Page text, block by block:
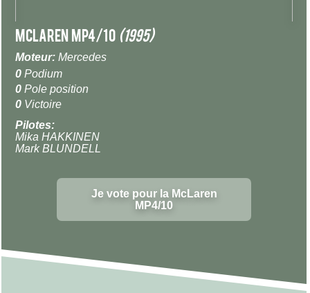
McLaren MP4/10 (1995)
Moteur: Mercedes
0 Podium
0 Pole position
0 Victoire
Pilotes:
Mika HAKKINEN
Mark BLUNDELL
Je vote pour la McLaren
MP4/10